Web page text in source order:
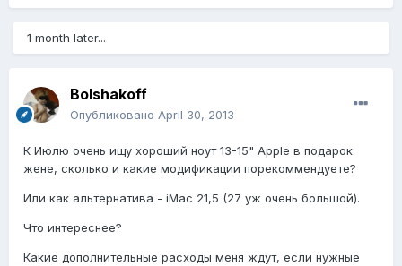
1 month later...
Bolshakoff
Опубликовано April 30, 2013
К Июлю очень ищу хороший ноут 13-15" Apple в подарок
жене, сколько и какие модификации порекоммендуете?
Или как альтернатива - iMac 21,5 (27 уж очень большой).
Что интереснее?
Какие дополнительные расходы меня ждут, если нужные